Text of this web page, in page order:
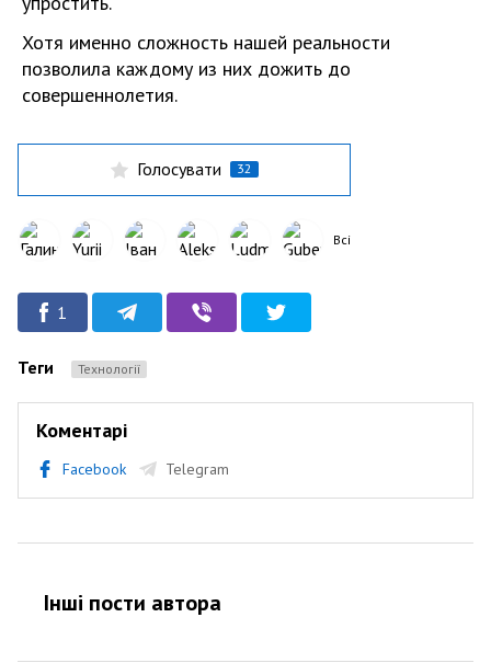
Хотя именно сложность нашей реальности
позволила каждому из них дожить до
совершеннолетия.
Голосувати 32
Всі
1
Теги Технології
Коментарі
Facebook Telegram
Інші пости автора